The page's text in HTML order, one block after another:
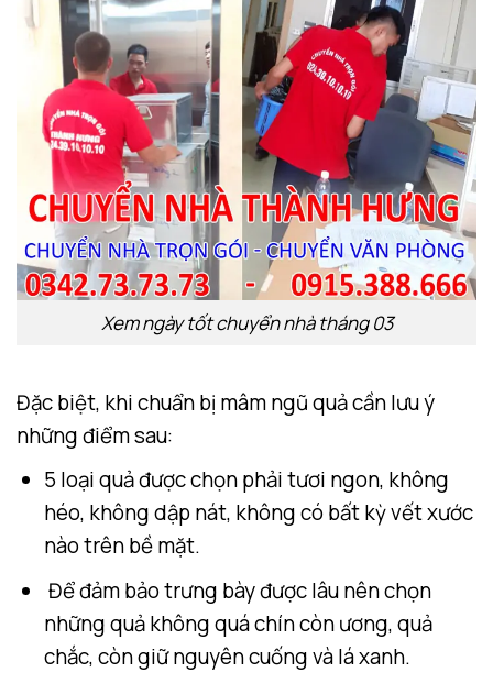
Xem ngày tốt chuyển nhà tháng 03
Đặc biệt, khi chuẩn bị mâm ngũ quả cần lưu ý
những điểm sau:
5 loại quả được chọn phải tươi ngon, không
héo, không dập nát, không có bất kỳ vết xước
nào trên bề mặt.
Để đảm bảo trưng bày được lâu nên chọn
những quả không quá chín còn ương, quả
chắc, còn giữ nguyên cuống và lá xanh.